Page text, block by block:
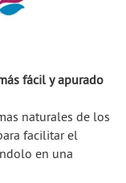
fácil y apurado
naturales de los
facilitar el
en una